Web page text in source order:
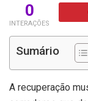
0
INTERAÇÕES
Sumário
A recuperação